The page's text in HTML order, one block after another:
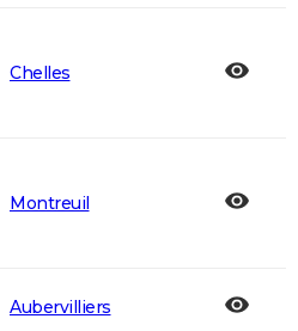
Chelles
Montreuil
Aubervilliers